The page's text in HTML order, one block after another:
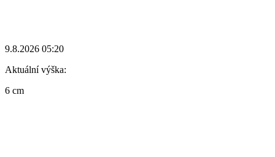
9.8.2026 05:20
Aktuální výška:
6 cm